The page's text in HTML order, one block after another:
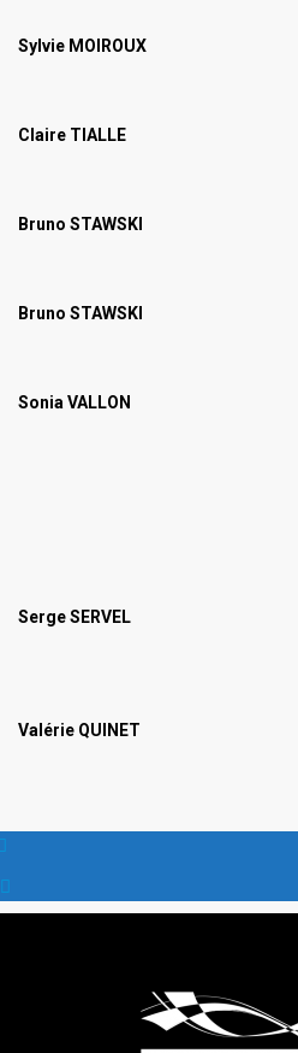
Sylvie MOIROUX
Claire TIALLE
Bruno STAWSKI
Bruno STAWSKI
Sonia VALLON
Serge SERVEL
Valérie QUINET